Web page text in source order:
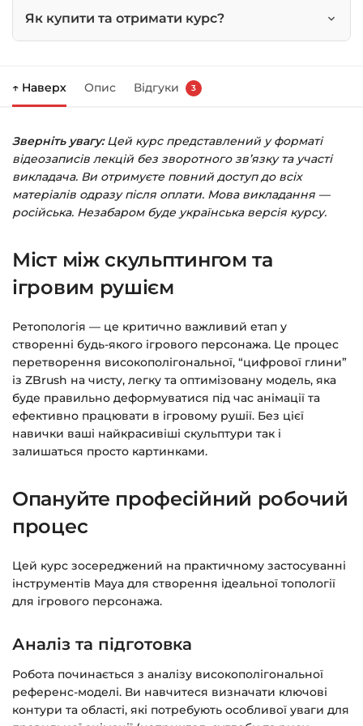
Ready
Як купити та отримати курс?
Праворуч з’явиться кошик — натисніть
Заповніть всі поля (пошта та пароль).
Оплатіть зручним способом (більше 8
способів оплати).
Натисніть її — і відкриється сторінка з
курсами.
на email.
Доступ до курсів: без обмежень за часом.
Детальніше про оплату та безпеку — у довідці
>>>
↑ Наверх Опис Відгуки 3
Зверніть увагу:Цей курс представлений у форматі
відеозаписів лекцій без зворотного зв’язку та участі
викладача. Ви отримуєте повний доступ до всіх
матеріалів одразу після оплати. Мова викладання —
російська. Незабаром буде українська версія курсу.
Міст між скульптингом та
ігровим рушієм
Ретопологія — це критично важливий етап у
створенні будь-якого ігрового персонажа. Це процес
перетворення високополігональної, “цифрової глини”
із ZBrush на чисту, легку та оптимізовану модель, яка
буде правильно деформуватися під час анімації та
ефективно працювати в ігровому рушії. Без цієї
навички ваші найкрасивіші скульптури так і
залишаться просто картинками.
Опануйте професійний робочий
процес
Цей курс зосереджений на практичному застосуванні
інструментів Maya для створення ідеальної топології
для ігрового персонажа.
Аналіз та підготовка
Робота починається з аналізу високополігональної
референс-моделі. Ви навчитеся визначати ключові
контури та області, які потребують особливої уваги для